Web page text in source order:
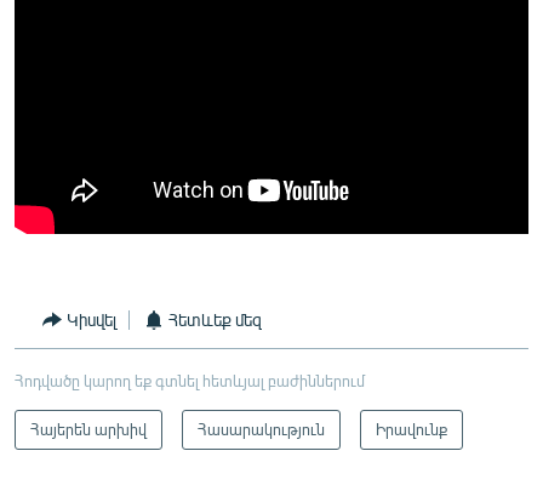
Կիսվել Հետևեք մեզ
Հոդվածը կարող եք գտնել հետևյալ բաժիններում
Հայերեն արխիվ Հասարակություն Իրավունք